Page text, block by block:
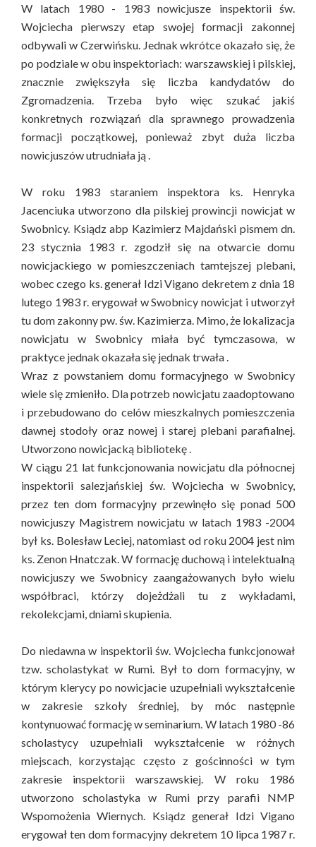
W latach 1980 - 1983 nowicjusze inspektorii św.
Wojciecha pierwszy etap swojej formacji zakonnej
odbywali w Czerwińsku. Jednak wkrótce okazało się, że
po podziale w obu inspektoriach: warszawskiej i pilskiej,
znacznie zwiększyła się liczba kandydatów do
Zgromadzenia. Trzeba było więc szukać jakiś
konkretnych rozwiązań dla sprawnego prowadzenia
formacji początkowej, ponieważ zbyt duża liczba
nowicjuszów utrudniała ją .
W roku 1983 staraniem inspektora ks. Henryka
Jacenciuka utworzono dla pilskiej prowincji nowicjat w
Swobnicy. Ksiądz abp Kazimierz Majdański pismem dn.
23 stycznia 1983 r. zgodził się na otwarcie domu
nowicjackiego w pomieszczeniach tamtejszej plebani,
wobec czego ks. generał Idzi Vigano dekretem z dnia 18
lutego 1983 r. erygował w Swobnicy nowicjat i utworzył
tu dom zakonny pw. św. Kazimierza. Mimo, że lokalizacja
nowicjatu w Swobnicy miała być tymczasowa, w
praktyce jednak okazała się jednak trwała .
Wraz z powstaniem domu formacyjnego w Swobnicy
wiele się zmieniło. Dla potrzeb nowicjatu zaadoptowano
i przebudowano do celów mieszkalnych pomieszczenia
dawnej stodoły oraz nowej i starej plebani parafialnej.
Utworzono nowicjacką bibliotekę .
W ciągu 21 lat funkcjonowania nowicjatu dla północnej
inspektorii salezjańskiej św. Wojciecha w Swobnicy,
przez ten dom formacyjny przewinęło się ponad 500
nowicjuszy Magistrem nowicjatu w latach 1983 -2004
był ks. Bolesław Leciej, natomiast od roku 2004 jest nim
ks. Zenon Hnatczak. W formację duchową i intelektualną
nowicjuszy we Swobnicy zaangażowanych było wielu
współbraci, którzy dojeżdżali tu z wykładami,
rekolekcjami, dniami skupienia.
Do niedawna w inspektorii św. Wojciecha funkcjonował
tzw. scholastykat w Rumi. Był to dom formacyjny, w
którym klerycy po nowicjacie uzupełniali wykształcenie
w zakresie szkoły średniej, by móc następnie
kontynuować formację w seminarium. W latach 1980 -86
scholastycy uzupełniali wykształcenie w różnych
miejscach, korzystając często z gościnności w tym
zakresie inspektorii warszawskiej. W roku 1986
utworzono scholastyka w Rumi przy parafii NMP
Wspomożenia Wiernych. Ksiądz generał Idzi Vigano
erygował ten dom formacyjny dekretem 10 lipca 1987 r.